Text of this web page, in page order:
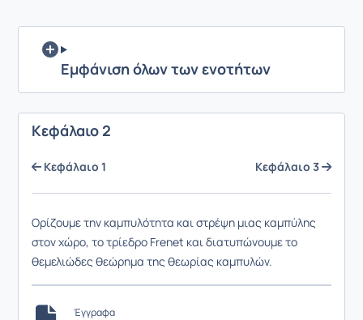
Εμφάνιση όλων των ενοτήτων
Κεφάλαιο 2
Κεφάλαιο 1 Κεφάλαιο 3
Ορίζουμε την καμπυλότητα και στρέψη μιας καμπύλης
στον χώρο, το τρίεδρο Frenet και διατυπώνουμε το
θεμελιώδες θεώρημα της θεωρίας καμπυλών.
Έγγραφα